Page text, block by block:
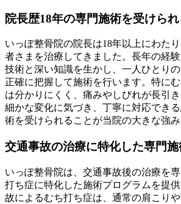
院長歴18年の専門施術を受けられ
いっぽ整骨院の院長は18年以上にわた
者さまを治療してきました。長年の経
技術と深い知識を生かし、一人ひとり
正確に把握して施術を行います。特に
は分かりにくく、痛みやしびれが長引
細かな変化に気づき、丁寧に対応でき
術を受けられることが当院の大きな強み
交通事故の治療に特化した専門施
いっぽ整骨院は、交通事故後の治療を
打ち症に特化した施術プログラムを提
故によるむち打ち症は、通常の肩こりや